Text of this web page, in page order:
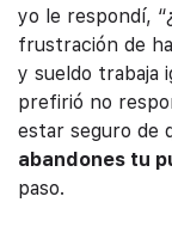
yo le respondí,
frustración de
y sueldo trabaja
prefirió no
estar seguro de
abandones tu
paso.